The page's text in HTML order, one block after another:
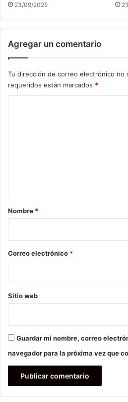
23/09/2025
Agregar un comentario
Tu dirección de correo electrónico no
requeridos están marcados *
r
*
Nombre *
Correo electrónico *
Sitio web
Guardar mi nombre, correo
navegador para la próxima vez que